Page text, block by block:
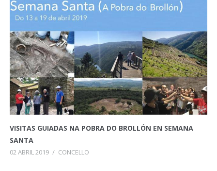
VISITAS GUIADAS NA POBRA DO BROLLÓN EN SEMANA
SANTA
02 ABRIL 2019 / CONCELLO